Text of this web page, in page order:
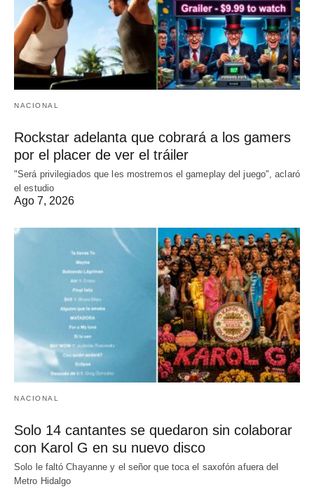
NACIONAL
Rockstar adelanta que cobrará a los gamers
por el placer de ver el tráiler
"Será privilegiados que les mostremos el gameplay del juego", aclaró
el estudio
Ago 7, 2026
NACIONAL
Solo 14 cantantes se quedaron sin colaborar
con Karol G en su nuevo disco
Solo le faltó Chayanne y el señor que toca el saxofón afuera del
Metro Hidalgo